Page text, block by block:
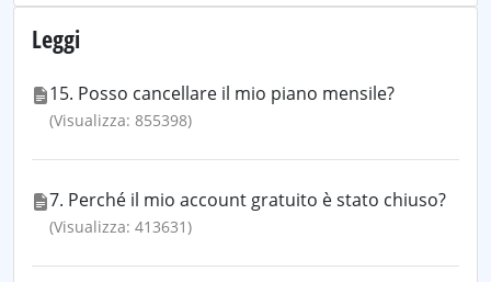
Leggi
15. Posso cancellare il mio piano mensile?
(Visualizza: 855398)
7. Perché il mio account gratuito è stato chiuso?
(Visualizza: 413631)